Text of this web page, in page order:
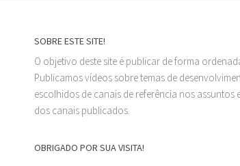
SOBRE ESTE SITE!
O objetivo deste site é publicar de forma
Publicamos vídeos sobre temas de
escolhidos de canais de referência nos
dos canais publicados.
OBRIGADO POR SUA VISITA!